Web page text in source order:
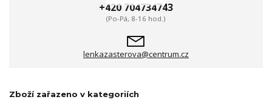
+420 704734743
(Po-Pá, 8-16 hod.)
lenkazasterova@centrum.cz
Zboží zařazeno v kategoriích